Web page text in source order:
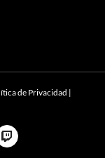
de Privacidad |
Twitch